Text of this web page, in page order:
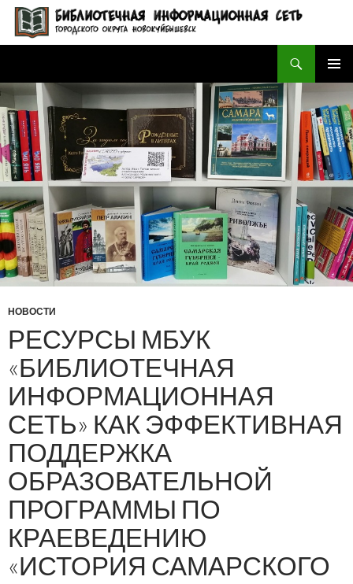
БИБЛИОТЕЧНАЯ ИНФОРМАЦИОННАЯ СЕТЬ городского округа Новокуйбышевск
МЕНЮ
СОДЕРЖИМОМУ
НОВОСТИ
РЕСУРСЫ МБУК
«БИБЛИОТЕЧНАЯ
ИНФОРМАЦИОННАЯ
СЕТЬ» КАК ЭФФЕКТИВНАЯ
ПОДДЕРЖКА
ОБРАЗОВАТЕЛЬНОЙ
ПРОГРАММЫ ПО
КРАЕВЕДЕНИЮ
«ИСТОРИЯ САМАРСКОГО